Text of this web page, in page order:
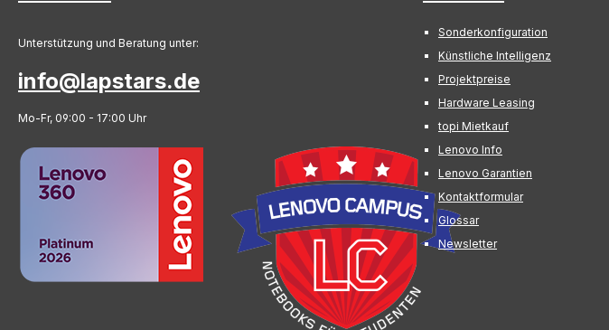
Unterstützung und Beratung unter:
info@lapstars.de
Mo-Fr, 09:00 - 17:00 Uhr
Sonderkonfiguration
Künstliche Intelligenz
Projektpreise
Hardware Leasing
topi Mietkauf
Lenovo Info
Lenovo Garantien
Kontaktformular
Glossar
Newsletter